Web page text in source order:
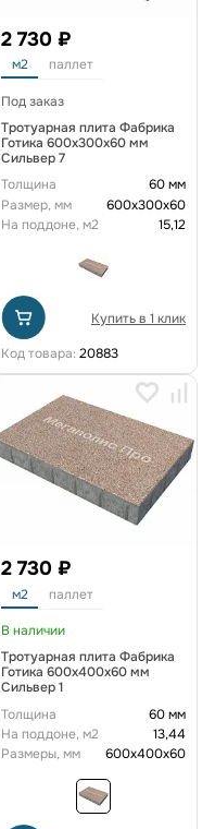
2 730 ₽
м2 паллет
Под заказ
Тротуарная плита Фабрика
Готика 600х300х60 мм
Сильвер 7
Толщина
60 мм
Размер, мм
600х300х60
На поддоне, м2
15,12
Купить в 1 клик
Код товара: 20883
2 730 ₽
м2 паллет
В наличии
Тротуарная плита Фабрика
Готика 600х400х60 мм
Сильвер 1
Толщина
60 мм
На поддоне, м2
13,44
Размеры, мм
600x400x60